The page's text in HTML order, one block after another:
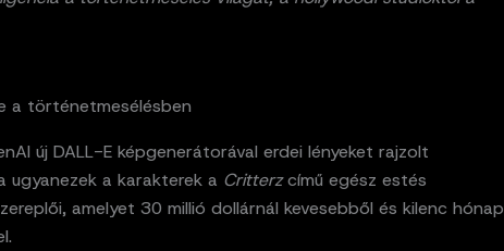
a történetmesélésben
új DALL-E képgenerátorával erdei lényeket rajzolt
ugyanezek a karakterek a Critterzcímű egész estés
amelyet 30 millió dollárnál kevesebből és kilenc hónap